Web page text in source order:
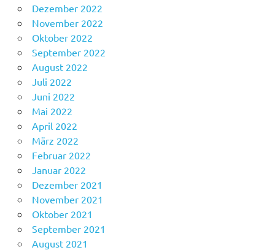
Dezember 2022
November 2022
Oktober 2022
September 2022
August 2022
Juli 2022
Juni 2022
Mai 2022
April 2022
März 2022
Februar 2022
Januar 2022
Dezember 2021
November 2021
Oktober 2021
September 2021
August 2021